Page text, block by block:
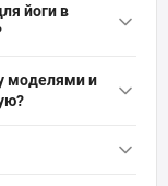
улучшать
реабилитации
йоги в
большинству.
нейлон —
пряжка
моделями и
для